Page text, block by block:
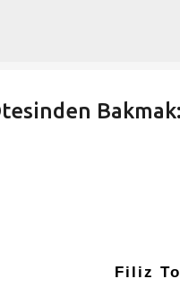
Bakmak:
Filiz